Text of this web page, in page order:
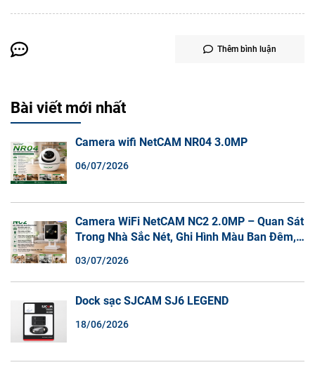
Thêm bình luận
Bài viết mới nhất
Camera wifi NetCAM NR04 3.0MP
06/07/2026
Camera WiFi NetCAM NC2 2.0MP – Quan Sát
Trong Nhà Sắc Nét, Ghi Hình Màu Ban Đêm,
03/07/2026
Dock sạc SJCAM SJ6 LEGEND
18/06/2026